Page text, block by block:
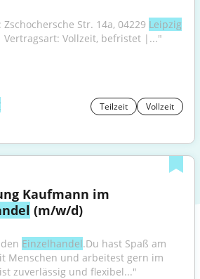
Zschochersche Str. 14a, 04229 Leipzig
Vertragsart: Vollzeit, befristet |..."
Teilzeit Vollzeit
(m/w/d)
Einzelhandel.Du hast Spaß am
Menschen und arbeitest gern im
zuverlässig und flexibel..."